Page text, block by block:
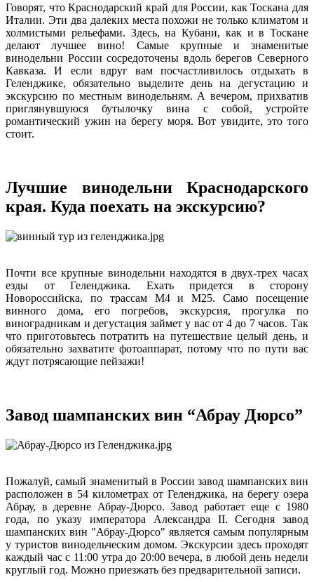
Говорят, что Краснодарский край для России, как Тоскана для
Италии. Эти два далеких места похожи не только климатом и
холмистыми рельефами. Здесь, на Кубани, как и в Тоскане
делают лучшее вино! Самые крупные и знаменитые
винодельни России сосредоточены вдоль берегов Северного
Кавказа. И если вдруг вам посчастливилось отдыхать в
Геленджике, обязательно выделите день на дегустацию и
экскурсию по местным винодельням. А вечером, прихватив
приглянувшуюся бутылочку вина с собой, устройте
романтический ужин на берегу моря. Вот увидите, это того
стоит.
Лучшие винодельни Краснодарского
края. Куда поехать на экскурсию?
Почти все крупные винодельни находятся в двух-трех часах
езды от Геленджика. Ехать придется в сторону
Новороссийска, по трассам М4 и М25. Само посещение
винного дома, его погребов, экскурсия, прогулка по
виноградникам и дегустация займет у вас от 4 до 7 часов. Так
что приготовьтесь потратить на путешествие целый день, и
обязательно захватите фотоаппарат, потому что по пути вас
ждут потрясающие пейзажи!
Завод шампанских вин “Абрау Дюрсо”
Пожалуй, самый знаменитый в России завод шампанских вин
расположен в 54 километрах от Геленджика, на берегу озера
Абрау, в деревне Абрау-Дюрсо. Завод работает еще с 1980
года, по указу императора Александра II. Сегодня завод
шампанских вин "Абрау-Дюрсо" является самым популярным
у туристов винодельческим домом. Экскурсии здесь проходят
каждый час с 11:00 утра до 20:00 вечера, в любой день недели
круглый год. Можно приезжать без предварительной записи.